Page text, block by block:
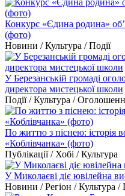
Конкурс «Єдина родина»
(фото)
Новини / Культура / Події
У Березанській громаді
директора мистецької школи
Події / Культура /
По життю з піснею: історія
«Коблівчанка» (фото)
Публікації / Хобі / Культура
У Миколаєві діє ювілейна
Новини / Регіон / Культура /